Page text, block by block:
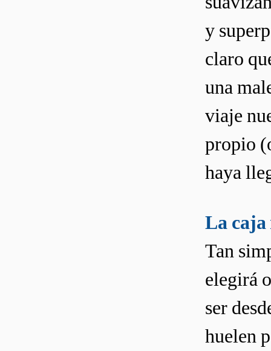
y
claro
una
viaje
propio
haya
La caja
Tan
elegirá
ser
huelen